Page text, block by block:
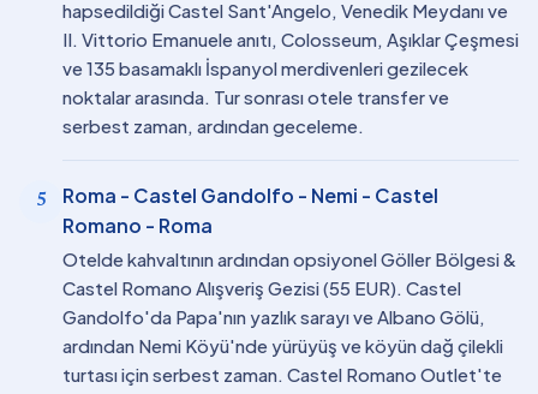
hapsedildiği Castel Sant'Angelo, Venedik Meydanı ve
II. Vittorio Emanuele anıtı, Colosseum, Aşıklar Çeşmesi
ve 135 basamaklı İspanyol merdivenleri gezilecek
noktalar arasında. Tur sonrası otele transfer ve
serbest zaman, ardından geceleme.
5
Roma - Castel Gandolfo - Nemi - Castel
Romano - Roma
Otelde kahvaltının ardından opsiyonel Göller Bölgesi &
Castel Romano Alışveriş Gezisi (55 EUR). Castel
Gandolfo'da Papa'nın yazlık sarayı ve Albano Gölü,
ardından Nemi Köyü'nde yürüyüş ve köyün dağ çilekli
turtası için serbest zaman. Castel Romano Outlet'te